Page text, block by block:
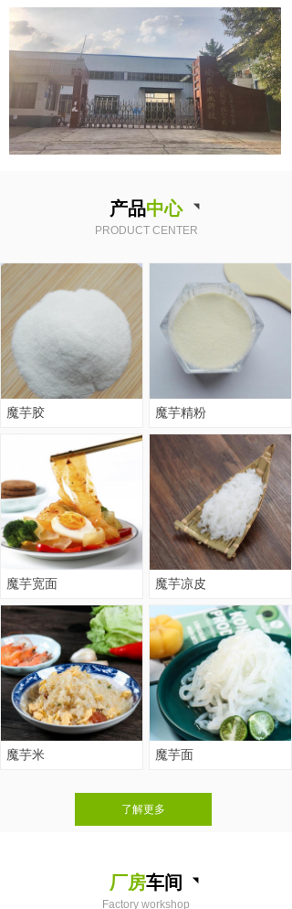
厂房车间
Factory workshop
了解更多
产品中心
PRODUCT CENTER
◥
魔芋胶 魔芋精粉
魔芋宽面 魔芋凉皮
魔芋米 魔芋面
1/6
◥